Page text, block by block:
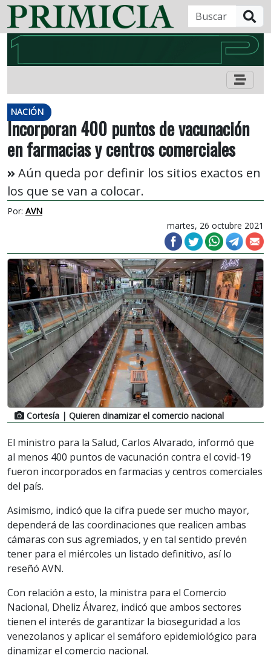
NACIÓN
Incorporan 400 puntos de vacunación
en farmacias y centros comerciales
Aún queda por definir los sitios exactos en
los que se van a colocar.
Por: AVN
martes, 26 octubre 2021
Cortesía | Quieren dinamizar el comercio nacional
El ministro para la Salud, Carlos Alvarado, informó que
al menos 400 puntos de vacunación contra el covid-19
fueron incorporados en farmacias y centros comerciales
del país.
Asimismo, indicó que la cifra puede ser mucho mayor,
dependerá de las coordinaciones que realicen ambas
cámaras con sus agremiados, y en tal sentido prevén
tener para el miércoles un listado definitivo, así lo
reseñó AVN.
Con relación a esto, la ministra para el Comercio
Nacional, Dheliz Álvarez, indicó que ambos sectores
tienen el interés de garantizar la bioseguridad a los
venezolanos y aplicar el semáforo epidemiológico para
dinamizar el comercio nacional.